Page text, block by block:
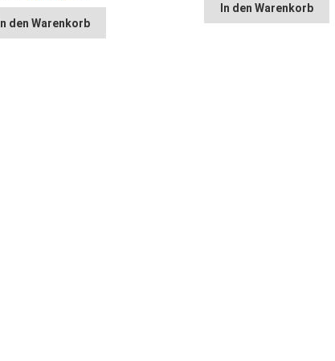
In den Warenkorb
In den Warenkorb